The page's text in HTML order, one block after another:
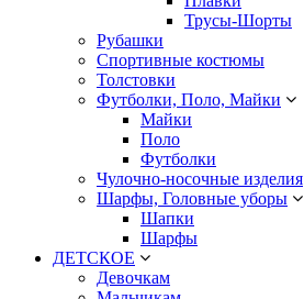
Трусы-Шорты
Рубашки
Спортивные костюмы
Толстовки
Футболки, Поло, Майки
Майки
Поло
Футболки
Чулочно-носочные изделия
Шарфы, Головные уборы
Шапки
Шарфы
ДЕТСКОЕ
Девочкам